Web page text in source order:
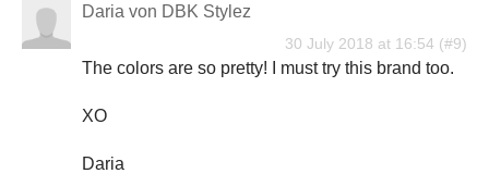
Daria von DBK Stylez
30 July 2018 at 16:54
The colors are so pretty! I must try this brand too.
XO
Daria